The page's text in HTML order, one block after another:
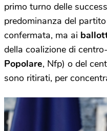
primo turno delle
predominanza del
confermata, ma ai
della coalizione di
Popolare, Nfp) o del
sono ritirati, per